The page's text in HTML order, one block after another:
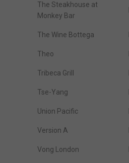
The Steakhouse at
Monkey Bar
The Wine Bottega
Theo
Tribeca Grill
Tse-Yang
Union Pacific
Version A
Vong London